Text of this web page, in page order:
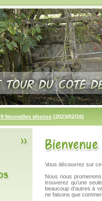
9 Nouvelles photos (2023/02/16)
Vous découvrez sur
Nous nous
trouverez qu'une
beaucoup d'autres à
ne faisons que